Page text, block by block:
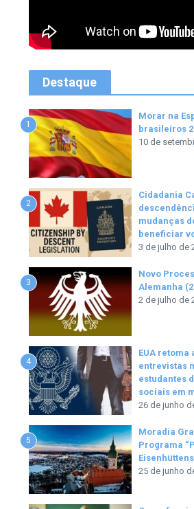
Destaque
1
Morar na
brasileiros
10 de
2
Cidadania
mudanças
beneficiar
3 de julho de
3
Novo
Alemanha
2 de julho de
4
EUA retoma
entrevistas
estudantes
sociais em
26 de junho
5
Moradia
Programa
25 de junho